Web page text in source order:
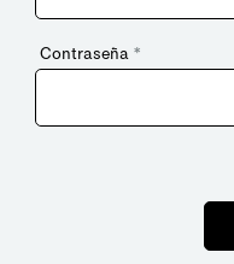
Contraseña *